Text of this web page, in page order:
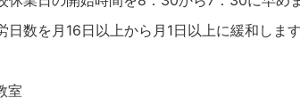
日数を月16日以上から月1日以上に緩和します
室